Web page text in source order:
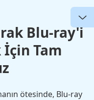
Blu-ray'i
Tam
ötesinde, Blu-ray